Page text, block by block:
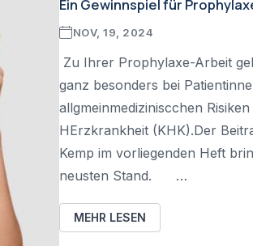
Ein Gewinnspiel für
NOV, 19, 2024
Zu Ihrer Prophylaxe-Arbeit
ganz besonders bei
allgmeinmediziniscchen
HErzkrankheit (KHK).Der
Kemp im vorliegenden Heft
neusten Stand. …
MEHR LESEN